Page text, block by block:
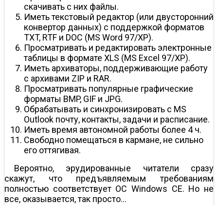
скачивать с них файлы.
Иметь текстовый редактор (или двусторонний
конвертор данных) с поддержкой форматов
TXT, RTF и DOC (MS Word 97/XP).
Просматривать и редактировать электронные
таблицы в формате XLS (MS Excel 97/XP).
Иметь архиваторы, поддерживающие работу
с архивами ZIP и RAR.
Просматривать популярные графические
форматы BMP, GIF и JPG.
Обрабатывать и синхронизировать с MS
Outlook почту, контакты, задачи и расписание.
Иметь время автономной работы более 4 ч.
Свободно помещаться в кармане, не сильно
его оттягивая.
Вероятно, эрудированные читатели сразу
скажут, что предъявляемым требованиям
полностью соответствует ОС Windows CE. Но не
все, оказывается, так просто...